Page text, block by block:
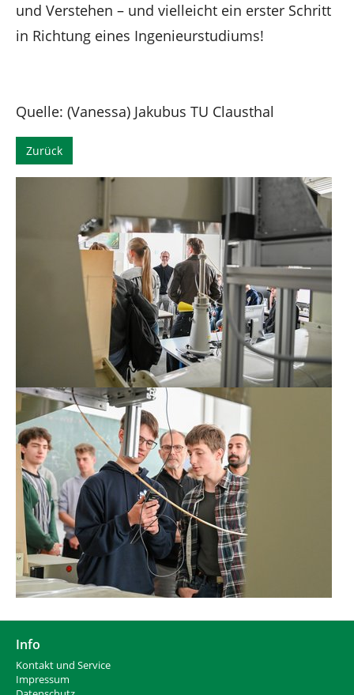
und Verstehen – und vielleicht ein erster Schritt
in Richtung eines Ingenieurstudiums!
Quelle: (Vanessa) Jakubus TU Clausthal
Zurück
Info
Kontakt und Service
Impressum